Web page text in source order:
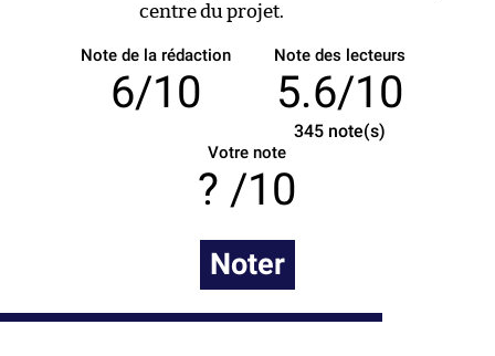
centre du projet.
Note de la rédaction
6/10
Note des lecteurs
5.6/10
345note(s)
Votre note
/10
Noter